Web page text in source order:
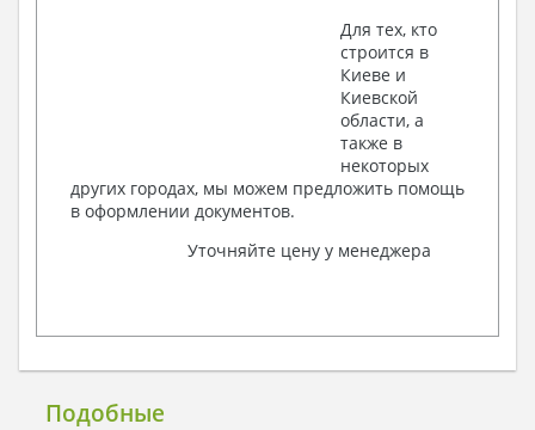
Для тех, кто
строится в
Киеве и
Киевской
области, а
также в
некоторых
других городах, мы можем предложить помощь
в оформлении документов.
Уточняйте цену у менеджера
Подобные